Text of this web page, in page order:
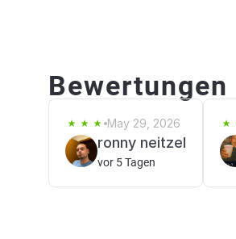
Bewertungen
May 29, 2026
ronny neitzel
vor 5 Tagen